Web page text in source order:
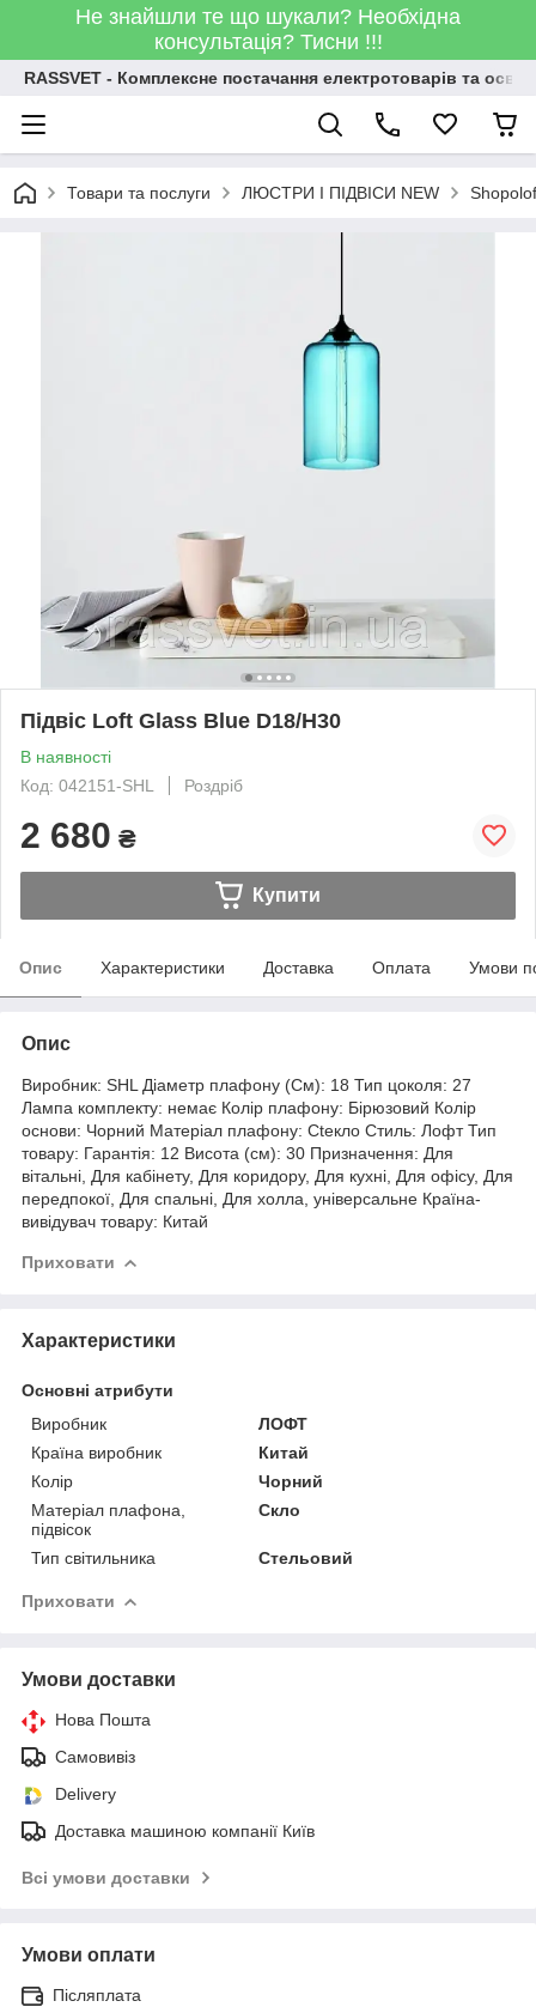
Не знайшли те що шукали? Необхідна
консультація? Тисни !!!
RASSVET - Комплексне постачання електротоварів та
Товари та послуги ЛЮСТРИ І ПІДВІСИ NEW
Підвіс Loft Glass Blue D18/H30
В наявності
Код: 042151-SHL
Роздріб
2 680 ₴
Купити
Опис Характеристики Доставка Оплата Умови
Опис
Виробник: SHL Діаметр плафону (См): 18 Тип цоколя: 27
Лампа комплекту: немає Колір плафону: Бірюзовий Колір
основи: Чорний Матеріал плафону: Cteкло Стиль: Лофт Тип
товару: Гарантія: 12 Висота (см): 30 Призначення: Для
вітальні, Для кабінету, Для коридору, Для кухні, Для офісу, Для
передпокої, Для спальні, Для холла, універсальне Країна-
вивідувач товару: Китай
Приховати
Характеристики
Основні атрибути
Виробник
ЛОФТ
Країна виробник
Китай
Колір
Чорний
Матеріал плафона,
підвісок
Скло
Тип світильника Стельовий
Приховати
Умови доставки
Нова Пошта
Самовивіз
Delivery
Доставка машиною компанії Київ
Всі умови доставки
Умови оплати
Післяплата